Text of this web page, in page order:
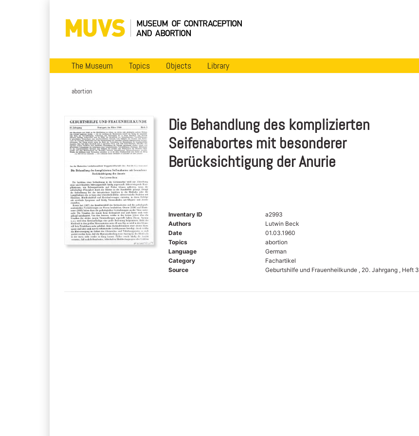
The Museum Topics Objects Library
abortion
Die Behandlung des komplizierten
Seifenabortes mit besonderer
Berücksichtigung der Anurie
Inventary ID
a2993
Authors
Lutwin Beck
Date
01.03.1960
Topics
abortion
Language
German
Category
Fachartikel
Source
Geburtshilfe und Frauenheilkunde , 20. Jahrgang , Heft 3